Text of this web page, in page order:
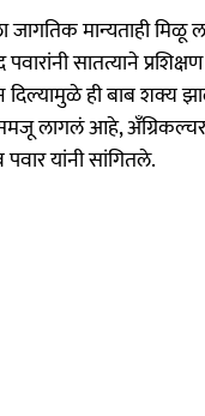
जागतिक मान्यताही
सातत्याने
दिल्यामुळे ही बाब शक्य
लागलं आहे,
पवार यांनी सांगितले.